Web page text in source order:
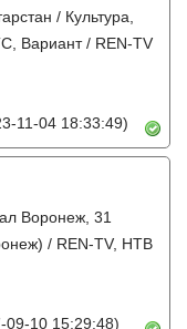
/ Культура,
Вариант / REN-TV
11-04 18:33:49)
Воронеж, 31
/ REN-TV, НТВ
09-10 15:29:48)